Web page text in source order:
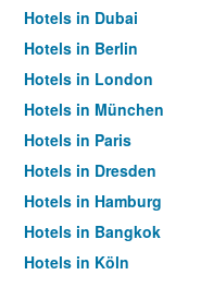
Hotels in Dubai
Hotels in Berlin
Hotels in London
Hotels in München
Hotels in Paris
Hotels in Dresden
Hotels in Hamburg
Hotels in Bangkok
Hotels in Köln